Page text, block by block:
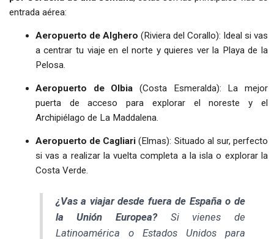
entrada aérea:
Aeropuerto de Alghero (Riviera del Corallo): Ideal si vas
a centrar tu viaje en el norte y quieres ver la Playa de la
Pelosa.
Aeropuerto de Olbia (Costa Esmeralda): La mejor
puerta de acceso para explorar el noreste y el
Archipiélago de La Maddalena.
Aeropuerto de Cagliari (Elmas): Situado al sur, perfecto
si vas a realizar la vuelta completa a la isla o explorar la
Costa Verde.
¿Vas a viajar desde fuera de España o de
la Unión Europea?Si vienes de
Latinoamérica o Estados Unidos para